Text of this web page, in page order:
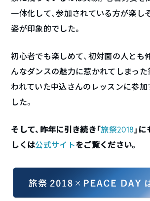
一体化して、参加されている方が楽し
姿が印象的でした。
初心者でも楽しめて、初対面の人とも
んなダンスの魅力に惹かれてしまった
われていた中込さんのレッスンに参加
した。
そして、昨年に引き続き「旅祭2018」
しくは公式サイトをご覧ください。